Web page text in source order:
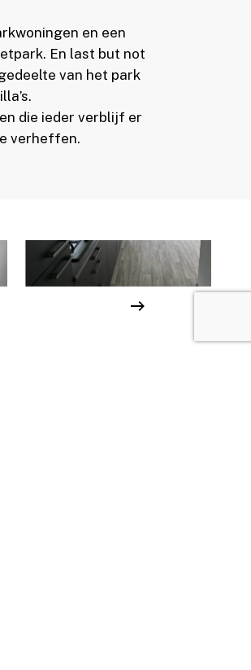
en een
En last but not
van het park
die ieder verblijf er
verheffen.